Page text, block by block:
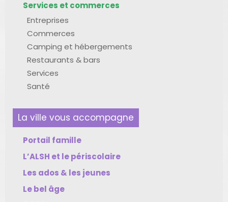
Services et commerces
Entreprises
Commerces
Camping et hébergements
Restaurants & bars
Services
Santé
La ville vous accompagne
Portail famille
L’ALSH et le périscolaire
Les ados & les jeunes
Le bel âge